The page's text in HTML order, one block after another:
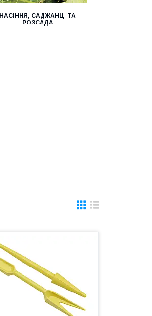
НАСІННЯ, САДЖАНЦІ ТА
РОЗСАДА